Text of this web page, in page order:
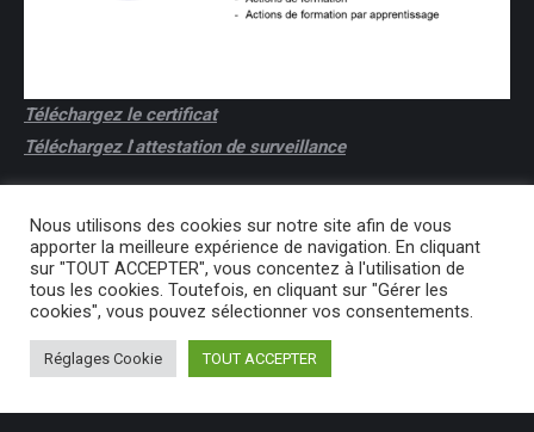
Téléchargez le certificat
Téléchargez l'attestation de surveillance
Previously used menu 2
Nous utilisons des cookies sur notre site afin de vous
apporter la meilleure expérience de navigation. En cliquant
sur "TOUT ACCEPTER", vous concentez à l'utilisation de
tous les cookies. Toutefois, en cliquant sur "Gérer les
cookies", vous pouvez sélectionner vos consentements.
Réglages Cookie TOUT ACCEPTER